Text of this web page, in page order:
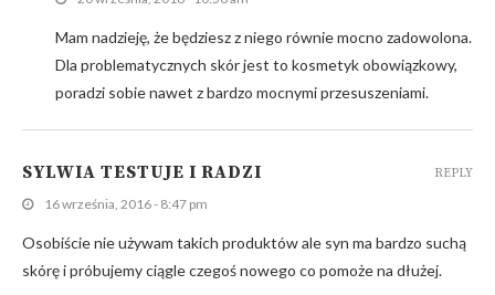
Mam nadzieję, że będziesz z niego równie mocno zadowolona.
Dla problematycznych skór jest to kosmetyk obowiązkowy,
poradzi sobie nawet z bardzo mocnymi przesuszeniami.
SYLWIA TESTUJE I RADZI
16 września, 2016 - 8:47 pm
Osobiście nie używam takich produktów ale syn ma bardzo suchą
skórę i próbujemy ciągle czegoś nowego co pomoże na dłużej.
REPLY